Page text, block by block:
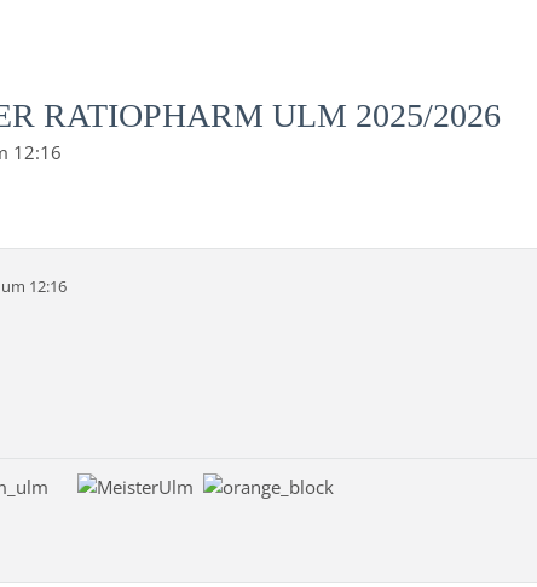
RATIOPHARM ULM 2025/2026
12:16
12:16